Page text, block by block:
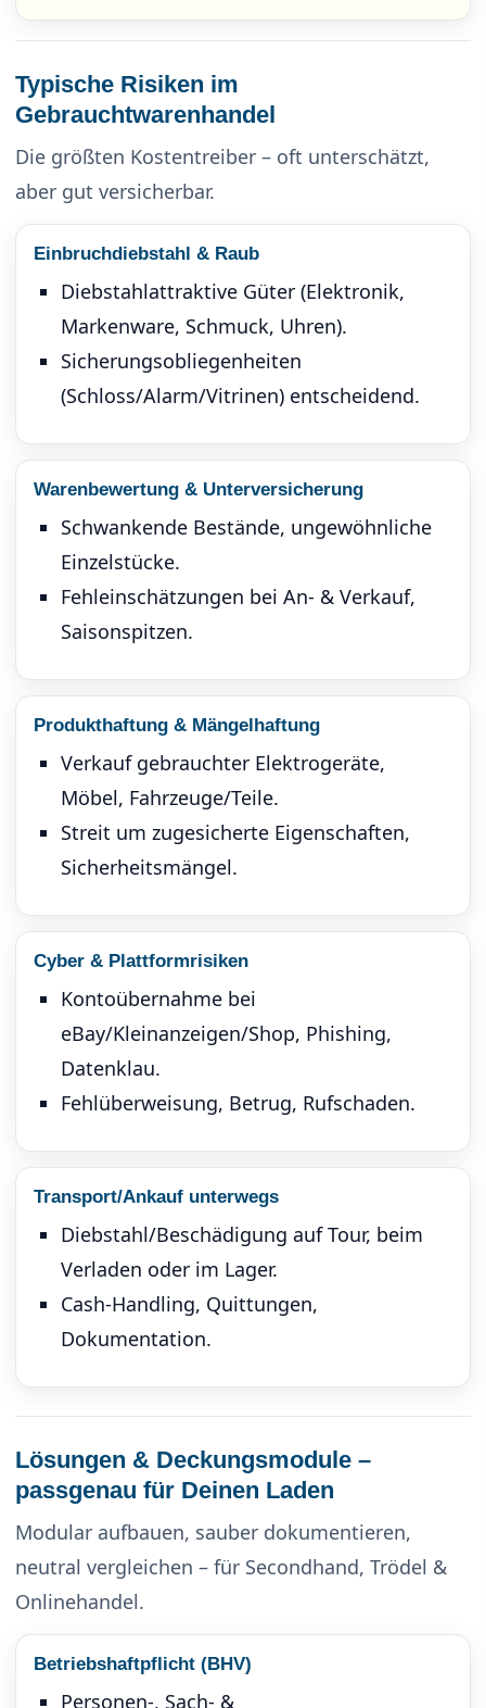
Typische Risiken im
Gebrauchtwarenhandel
Die größten Kostentreiber – oft unterschätzt,
aber gut versicherbar.
Einbruchdiebstahl & Raub
Diebstahlattraktive Güter (Elektronik,
Markenware, Schmuck, Uhren).
Sicherungsobliegenheiten
(Schloss/Alarm/Vitrinen) entscheidend.
Warenbewertung & Unterversicherung
Schwankende Bestände, ungewöhnliche
Einzelstücke.
Fehleinschätzungen bei An- & Verkauf,
Saisonspitzen.
Produkthaftung & Mängelhaftung
Verkauf gebrauchter Elektrogeräte,
Möbel, Fahrzeuge/Teile.
Streit um zugesicherte Eigenschaften,
Sicherheitsmängel.
Cyber & Plattformrisiken
Kontoübernahme bei
eBay/Kleinanzeigen/Shop, Phishing,
Datenklau.
Fehlüberweisung, Betrug, Rufschaden.
Transport/Ankauf unterwegs
Diebstahl/Beschädigung auf Tour, beim
Verladen oder im Lager.
Cash-Handling, Quittungen,
Dokumentation.
Lösungen & Deckungsmodule –
passgenau für Deinen Laden
Modular aufbauen, sauber dokumentieren,
neutral ver­gleichen – für Secondhand, Trödel &
Onlinehandel.
Betriebshaftpflicht (BHV)
Per­sonen-, Sach- &